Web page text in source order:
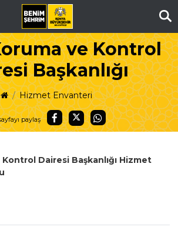
ve Kontrol
Başkanlığı
Hizmet Envanteri
paylaş
Dairesi Başkanlığı Hizmet